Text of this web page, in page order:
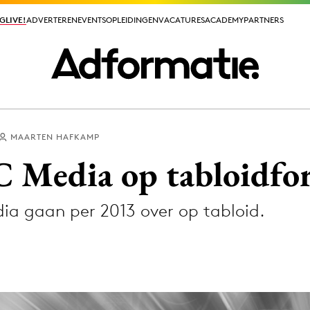
ADVERTERENEVENTSOPLEIDINGENVACATURESACADEMYPARTNERS
ADVERTERENEVENTSOPLEIDINGENVACATURESACADEMYPARTNERS
PR
MAARTEN HAFKAMP
Media op
gaan per 2013 over op tabloid.